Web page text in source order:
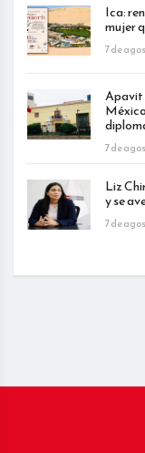
Ica:
mujer
7 de
Apavit
7 de
Liz
y se
7 de